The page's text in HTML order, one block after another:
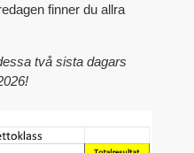
finner du allra
två sista dagars